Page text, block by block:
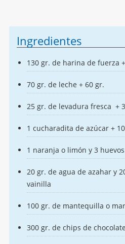
Ingredientes
130 gr. de harina de fuerza
70 gr. de leche + 60 gr.
25 gr. de levadura fresca +
1 cucharadita de azúcar +
1 naranja o limón y 3 huevos
20 gr. de agua de azahar y
vainilla
100 gr. de mantequilla o
300 gr. de chips de chocolate